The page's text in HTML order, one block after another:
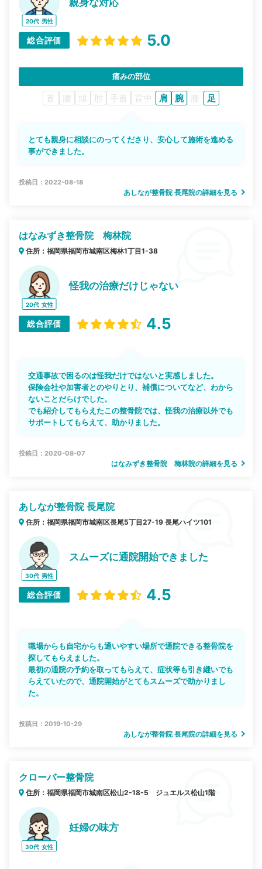
20代 男性
総合評価 5.0
痛みの部位
首 腰 頭 肘 手首 背中 肩 腕 膝 足
とても親身に相談にのってくださり、安心して施術を進める
事ができました。
投稿日：2022-08-18
あしなが整骨院 長尾院の詳細を見る
はなみずき整骨院 梅林院
住所：福岡県福岡市城南区梅林1丁目1-38
20代 女性
怪我の治療だけじゃない
総合評価 4.5
交通事故で困るのは怪我だけではないと実感しました。
保険会社や加害者とのやりとり、補償についてなど、わから
ないことだらけでした。
でも紹介してもらえたこの整骨院では、怪我の治療以外でも
サポートしてもらえて、助かりました。
投稿日：2020-08-07
はなみずき整骨院 梅林院の詳細を見る
あしなが整骨院 長尾院
住所：福岡県福岡市城南区長尾5丁目27-19 長尾ハイツ101
30代 男性
スムーズに通院開始できました
総合評価 4.5
職場からも自宅からも通いやすい場所で通院できる整骨院を
探してもらえました。
最初の通院の予約を取ってもらえて、症状等も引き継いでも
らえていたので、通院開始がとてもスムーズで助かりまし
た。
投稿日：2019-10-29
あしなが整骨院 長尾院の詳細を見る
クローバー整骨院
住所：福岡県福岡市城南区松山2-18-5 ジュエルス松山1階
30代 女性
妊婦の味方